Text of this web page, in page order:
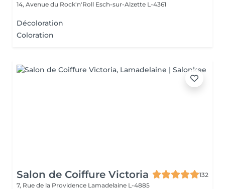
14, Avenue du Rock'n'Roll Esch-sur-Alzette L-4361
Décoloration
Coloration
Salon de Coiffure Victoria
132
7, Rue de la Providence Lamadelaine L-4885